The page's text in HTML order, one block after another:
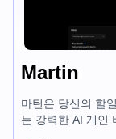
Martin
마틴은 당신의 할
는 강력한 AI 개인